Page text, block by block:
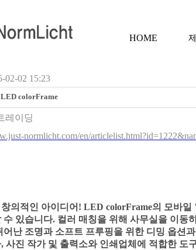
HOME
02-02 15:23
colorFrame
레이딩
normlicht.com/en/
의적인 아이디어! LED colorFrame의 모바
수 있습니다. 컬러 매칭을 위해 사무실을 이동
어난 조명과 소프트 프루핑을 위한 디밍 옵션
사진 작가 및 출력소와 인쇄업체에 적합한 도